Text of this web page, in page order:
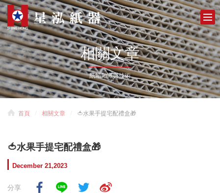
相關文章
紙箱知識與技術
首頁 相關文章 🍅水果手提宅配禮盒🎁
🍅水果手提宅配禮盒🎁
December 21,2023
分享